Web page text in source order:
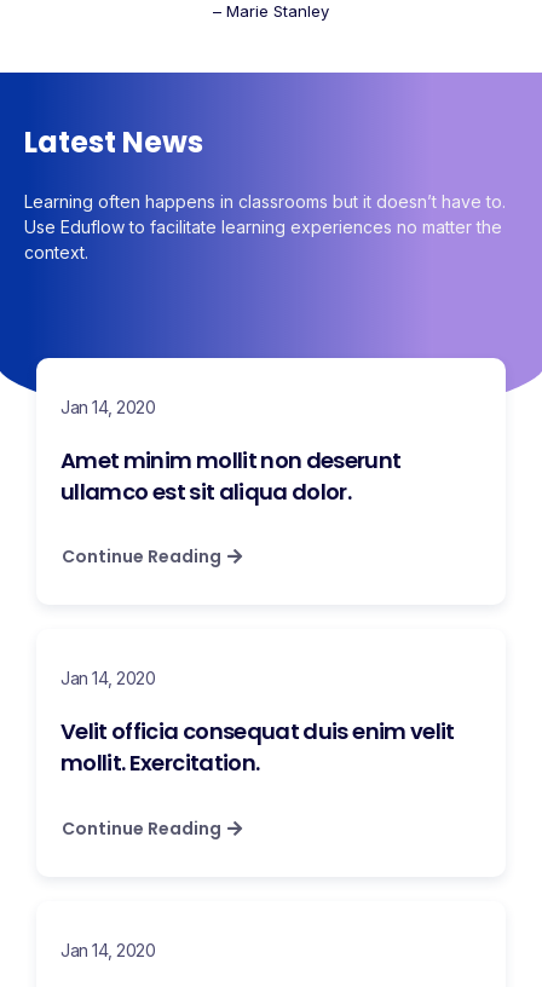
– Marie Stanley
Latest News
Learning often happens in classrooms but it doesn’t have to.
Use Eduflow to facilitate learning experiences no matter the
context.
Jan 14, 2020
Amet minim mollit non deserunt
ullamco est sit aliqua dolor.
Continue Reading
Jan 14, 2020
Velit officia consequat duis enim velit
mollit. Exercitation.
Continue Reading
Jan 14, 2020